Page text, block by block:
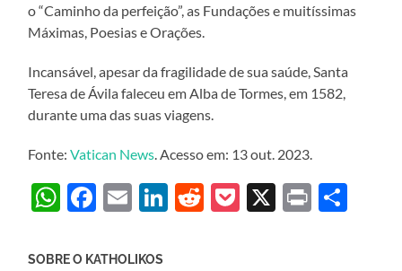
o “Caminho da perfeição”, as Fundações e muitíssimas
Máximas, Poesias e Orações.
Incansável, apesar da fragilidade de sua saúde, Santa
Teresa de Ávila faleceu em Alba de Tormes, em 1582,
durante uma das suas viagens.
Fonte:Vatican News. Acesso em: 13 out. 2023.
WhatsApp
Facebook
EmailLinkedIn
Reddit
Pocket
X Print
SOBRE O KATHOLIKOS